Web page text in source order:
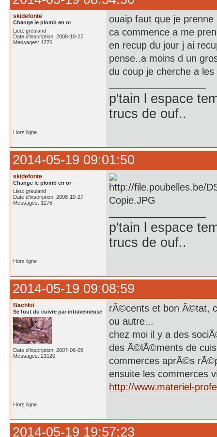
skidefonte
Change le plomb en or
Lieu: greuland
Date d'inscription: 2008-10-27
Messages: 1276
ouaip faut que je
ca commence a me
en recup du jour j ai
pense..a moins d un
du coup je cherche a
p'tain l espace
trucs de ouf..
Hors ligne
2014-05-19 09:01:50
skidefonte
Change le plomb en or
Lieu: greuland
Date d'inscription: 2008-10-27
Messages: 1276
p'tain l espace
trucs de ouf..
Hors ligne
2014-05-19 09:08:59
Bachlot
Se fout du cuivre par intraveineuse
Date d'inscription: 2007-06-05
Messages: 23120
rÃ©cents et bon Ã©tat,
ou autre...
chez moi il y a des
des Ã©lÃ©ments de
commerces aprÃ©s
ensuite les commerces
http://www.materiel-
Hors ligne
2014-05-19 19:57:23